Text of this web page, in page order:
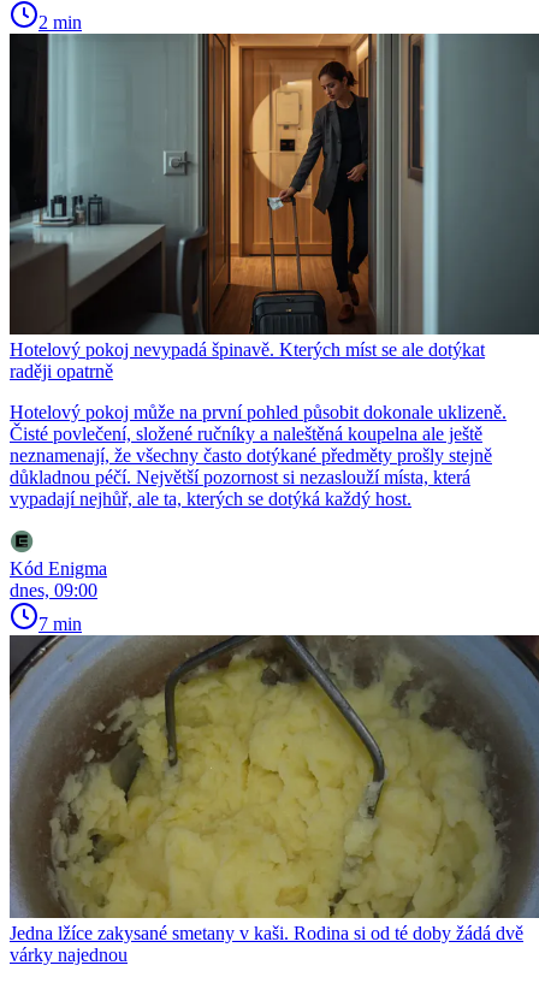
2 min
Hotelový pokoj nevypadá špinavě. Kterých míst se ale dotýkat
raději opatrně
Hotelový pokoj může na první pohled působit dokonale uklizeně.
Čisté povlečení, složené ručníky a naleštěná koupelna ale ještě
neznamenají, že všechny často dotýkané předměty prošly stejně
důkladnou péčí. Největší pozornost si nezaslouží místa, která
vypadají nejhůř, ale ta, kterých se dotýká každý host.
Kód Enigma
dnes, 09:00
7 min
Jedna lžíce zakysané smetany v kaši. Rodina si od té doby žádá dvě
várky najednou